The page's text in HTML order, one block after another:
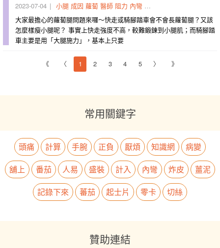
2023-07-04 小腿 成因 蘿蔔 醫師 阻力 內彎 專訪
大家最擔心的蘿蔔腿問題來囉～快走或騎腳踏車會不會長蘿蔔腿？又該
怎麼樣瘦小腿呢？ 事實上快走強度不高，較難鍛鍊到小腿肌；而騎腳踏
車主要是用「大腿施力」，基本上只要
《 〈 1 2 3 4 5 〉 》
常用關鍵字
頭痛 計算 手腕 正負 厭煩 知識網
病變
舖上
番茄 人易 盛裝 計入 內彎 炸皮
薑泥
記錄下來
蕃茄 起士片 零卡 切絲
贊助連結